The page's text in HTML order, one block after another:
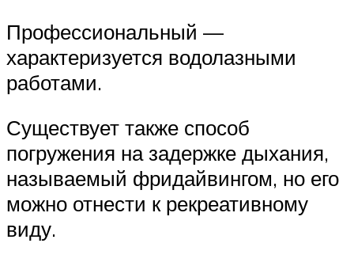
Профессиональный —
характеризуется водолазными
работами.
Существует также способ
погружения на задержке дыхания,
называемый фридайвингом, но его
можно отнести к рекреативному
виду.